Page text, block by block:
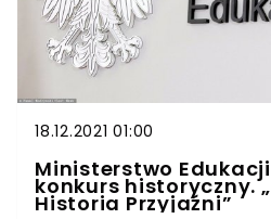
świadczeń stypendialnych i
uprawnień do stypendiów
niepełnosprawnych.
18.12.2021 01:00
Ministerstwo Edukacji
konkurs historyczny.
Historia Przyjaźni”